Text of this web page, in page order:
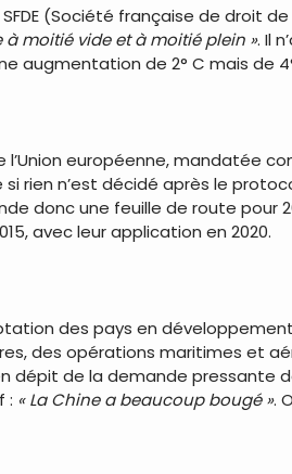
(Société française de droit
à moitié vide et à moitié plein ». Il
augmentation de 2° C mais de
européenne, mandatée
si rien n’est décidé après le
donc une feuille de route
avec leur application en 2020.
des pays en
des opérations maritimes et
dépit de la demande pressante
: « La Chine a beaucoup bougé ».